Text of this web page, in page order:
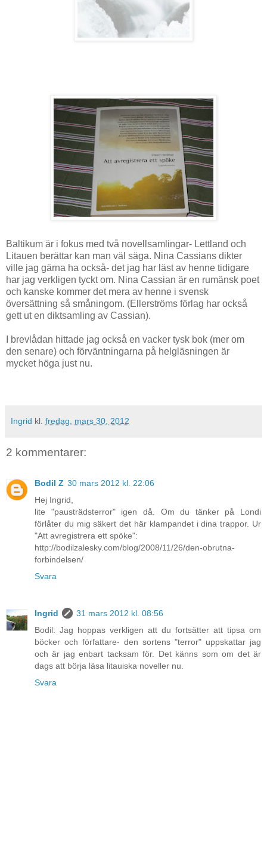
Baltikum är i fokus med två novellsamlingar- Lettland och
Litauen berättar kan man väl säga. Nina Cassians dikter
ville jag gärna ha också- det jag har läst av henne tidigare
har jag verkligen tyckt om. Nina Cassian är en rumänsk poet
och kanske kommer det mera av henne i svensk
översättning så småningom. (Ellerströms förlag har också
gett ut en diktsamling av Cassian).
I brevlådan hittade jag också en vacker tysk bok (mer om
den senare) och förväntningarna på helgläsningen är
mycket höga just nu.
Ingrid kl. fredag, mars 30, 2012
2 kommentarer:
Bodil Z 30 mars 2012 kl. 22:06
Hej Ingrid,
lite "pausträdsterror" igen då. Om du tänker på Londi
förlåter du mig säkert det här klampandet i dina trappor. Ur
"Att avregistrera ett spöke":
http://bodilzalesky.com/blog/2008/11/26/den-obrutna-
forbindelsen/
Svara
Ingrid
31 mars 2012 kl. 08:56
Bodil: Jag hoppas verkligen att du fortsätter att tipsa om
böcker och författare- den sortens "terror" uppskattar jag
och är jag enbart tacksam för. Det känns som om det är
dags att börja läsa litauiska noveller nu.
Svara